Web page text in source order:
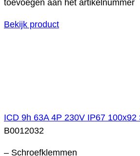
toevoegen aan het artikelnummer
Bekijk product
ICD 9h 63A 4P 230V IP67 100x92
B0012032
– Schroefklemmen